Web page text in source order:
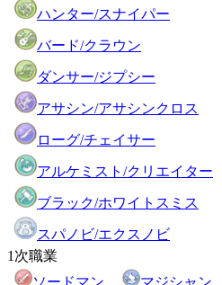
ハンター/スナイパー
バード/クラウン
ダンサー/ジプシー
アサシン/アサシンクロス
ローグ/チェイサー
アルケミスト/クリエイター
ブラック/ホワイトスミス
スパノビ/エクスノビ
1次職業
ソードマン
マジシャン